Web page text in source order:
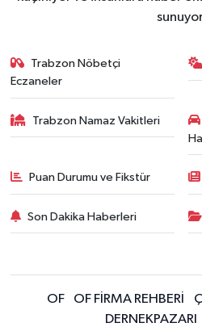
Trabzon Nöbetçi
Eczaneler
Trabzon Namaz Vakitleri
Puan Durumu ve Fikstür
Son Dakika Haberleri
OF OF FİRMA REHBERİ
DERNEKPAZARI